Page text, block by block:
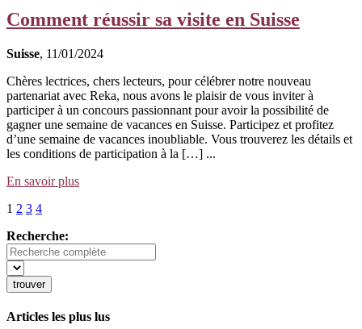
Comment réussir sa visite en Suisse
Suisse, 11/01/2024
Chères lectrices, chers lecteurs, pour célébrer notre nouveau
partenariat avec Reka, nous avons le plaisir de vous inviter à
participer à un concours passionnant pour avoir la possibilité de
gagner une semaine de vacances en Suisse. Participez et profitez
d’une semaine de vacances inoubliable. Vous trouverez les détails et
les conditions de participation à la […] ...
En savoir plus
1 2 3 4
Recherche:
trouver
Articles les plus lus